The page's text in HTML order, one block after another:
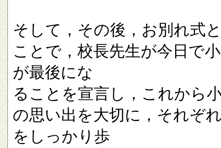
そして，その後，お別れ式
ことで，校長先生が今日で
が最後にな
ることを宣言し，これから
の思い出を大切に，それぞ
をしっかり歩